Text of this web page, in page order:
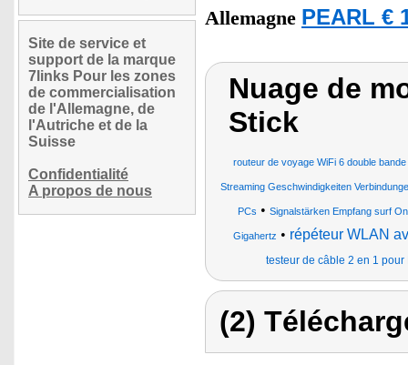
Site de service et
support de la marque
7links Pour les zones
de commercialisation
de l'Allemagne, de
l'Autriche et de la
Suisse
Confidentialité
A propos de nous
Allemagne PEARL €
Nuage de
Stick
routeur de voyage WiFi 6 double
Streaming Geschwindigkeiten
PCs • Signalstärken Empfang surf
Gigahertz • répéteur WLAN
testeur de câble 2 en 1 pour
(2)